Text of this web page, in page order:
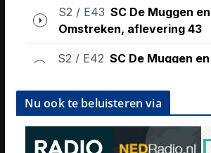
Nu ook te beluisteren via